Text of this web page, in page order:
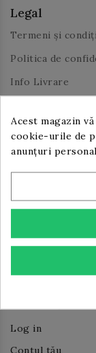
Legal
Termeni și
Politica de
Info Livrare
Utile
Despre noi
Contact
Proiect IT
Comunicat de
Comunicat de
PNRR
Contul Tău
Log in
Contul tău
Acest magazin
cookie-urile de
anunțuri